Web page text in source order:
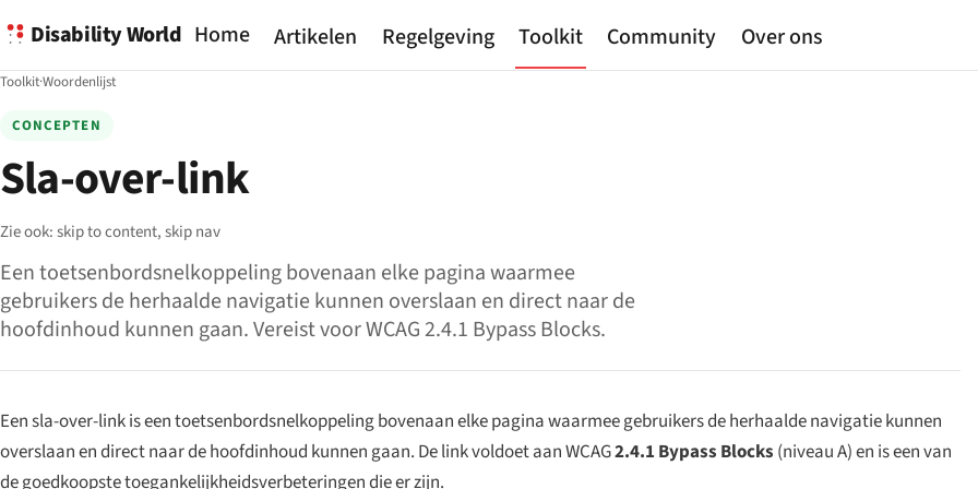
Disability World Home Artikelen Regelgeving Toolkit Community Over ons
Toolkit·Woordenlijst
CONCEPTEN
Sla-over-link
Zie ook:skip to content,skip nav
Een toetsenbordsnelkoppeling bovenaan elke pagina waarmee
gebruikers de herhaalde navigatie kunnen overslaan en direct naar de
hoofdinhoud kunnen gaan. Vereist voor WCAG 2.4.1 Bypass Blocks.
Een sla-over-link is een toetsenbordsnelkoppeling bovenaan elke pagina waarmee gebruikers de herhaalde navigatie kunnen
overslaan en direct naar de hoofdinhoud kunnen gaan. De link voldoet aan WCAG2.4.1 Bypass Blocks (niveau A) en is een van
de goedkoopste toegankelijkheidsverbeteringen die er zijn.